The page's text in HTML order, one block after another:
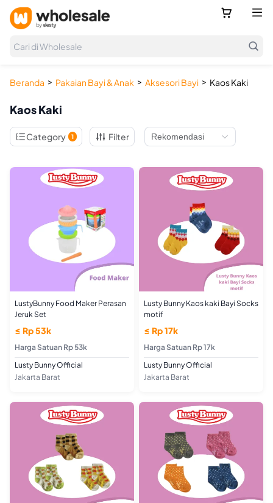
 
Cari di Wholesale 
Beranda > Pakaian Bayi & Anak > Aksesori Bayi > Kaos Kaki
Kaos Kaki
Category 1 Filter
LustyBunny Food Maker Perasan
Jeruk Set
≤ Rp 53k
Harga Satuan Rp 53k
Lusty Bunny Official
Jakarta Barat
Lusty Bunny Kaos kaki Bayi Socks
motif
≤ Rp 17k
Harga Satuan Rp 17k
Lusty Bunny Official
Jakarta Barat